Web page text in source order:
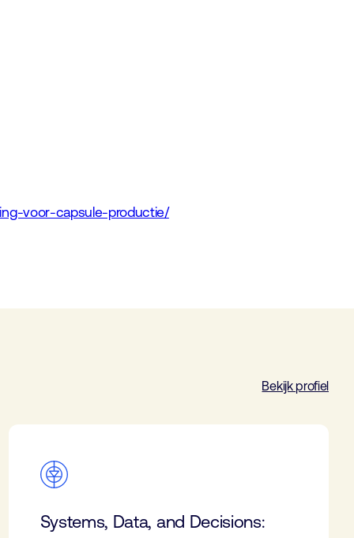
voor-capsule-productie/
Bekijk profiel
Systems, Data, and Decisions: